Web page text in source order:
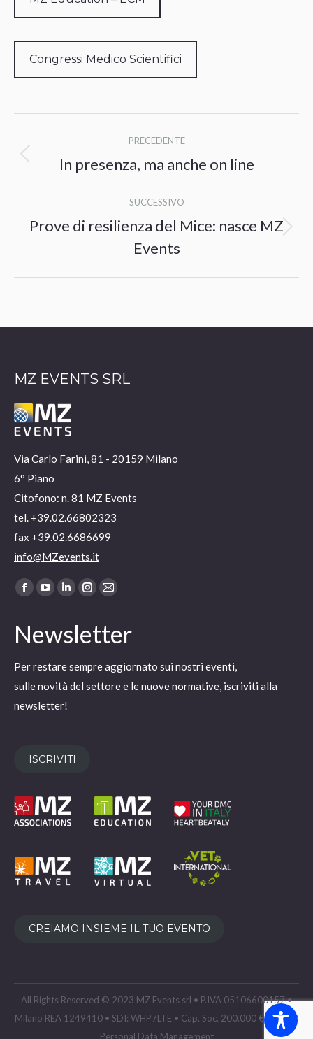
Congressi Medico Scientifici
tra
post
PRECEDENTE
Post
In presenza, ma anche on line
SUCCESSIVO
Prossimo
post:
Prove di resilienza del Mice: nasce MZ
Events
MZ EVENTS SRL
Via Carlo Farini, 81 - 20159 Milano
6° Piano
Citofono: n. 81 MZ Events
tel. +39.02.66802323
fax +39.02.6686699
info@MZevents.it
Ci puoi trovare su:
Facebook
opens
new
window
YouTube
opens
new
window
Linkedin
opens
new
window
Instagram
opens
new
window
Mail
opens
new
window
Newsletter
Per restare sempre aggiornato sui nostri eventi,
sulle novità del settore e le nuove normative, iscriviti alla
newsletter!
ISCRIVITI
CREIAMO INSIEME IL TUO EVENTO
All Rights Reserved © 2023 MZ Events srl • P.IVA 05106600157 •
Milano REA 1249410 • SDI: WHP7LTE • Cap. Soc. 200.000 € •GDPR
Personal Data Management